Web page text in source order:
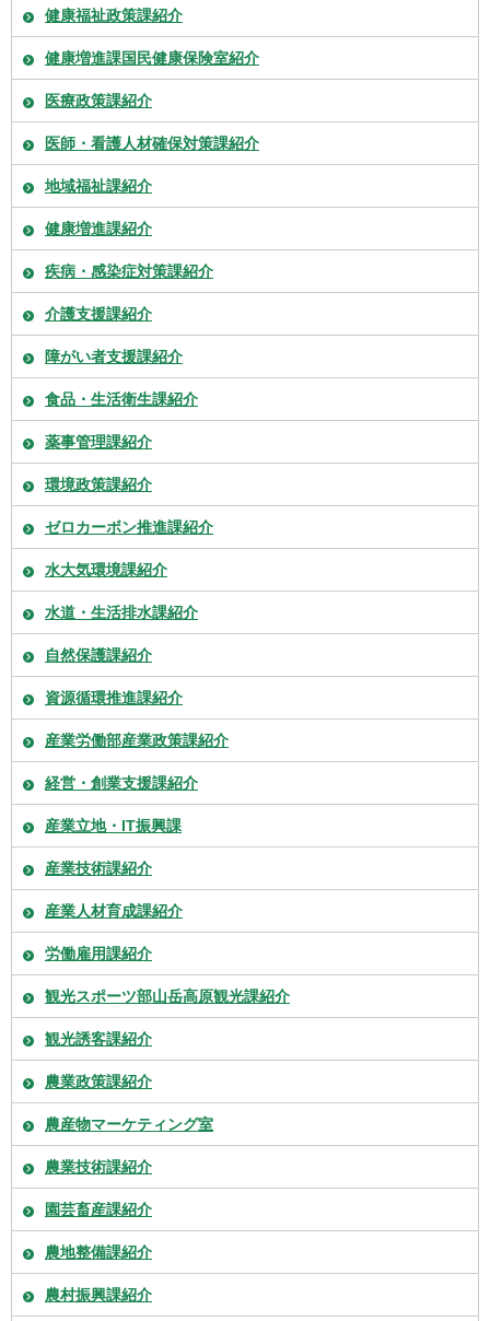
健康福祉政策課紹介
健康増進課国民健康保険室紹介
医療政策課紹介
医師・看護人材確保対策課紹介
地域福祉課紹介
健康増進課紹介
疾病・感染症対策課紹介
介護支援課紹介
障がい者支援課紹介
食品・生活衛生課紹介
薬事管理課紹介
環境政策課紹介
ゼロカーボン推進課紹介
水大気環境課紹介
水道・生活排水課紹介
自然保護課紹介
資源循環推進課紹介
産業労働部産業政策課紹介
経営・創業支援課紹介
産業立地・IT振興課
産業技術課紹介
産業人材育成課紹介
労働雇用課紹介
観光スポーツ部山岳高原観光課紹介
観光誘客課紹介
農業政策課紹介
農産物マーケティング室
農業技術課紹介
園芸畜産課紹介
農地整備課紹介
農村振興課紹介